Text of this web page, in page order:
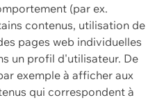
(par ex.
contenus, utilisation de
pages web individuelles
un profil d'utilisateur. De
exemple à afficher aux
qui correspondent à